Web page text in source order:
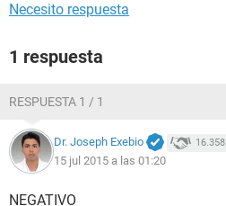
Necesito respuesta
1 respuesta
RESPUESTA 1 / 1
Dr. Joseph Exebio 16.358
15 jul 2015 a las 01:20
NEGATIVO